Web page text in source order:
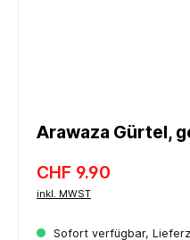
Arawaza Gürtel,
CHF 9.90
inkl. MWST
Sofort verfügbar,